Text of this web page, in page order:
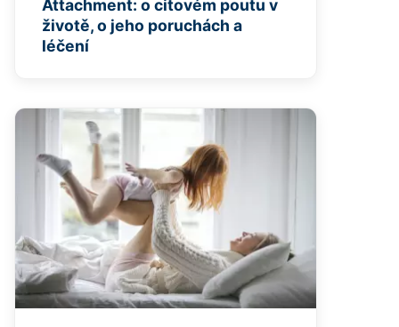
Attachment: o citovém poutu v
životě, o jeho poruchách a
léčení